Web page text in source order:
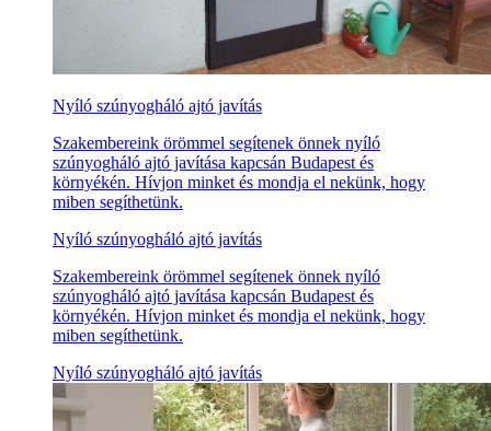
Nyíló szúnyogháló ajtó javítás
Szakembereink örömmel segítenek önnek nyíló
szúnyogháló ajtó javítása kapcsán Budapest és
környékén. Hívjon minket és mondja el nekünk, hogy
miben segíthetünk.
Nyíló szúnyogháló ajtó javítás
Szakembereink örömmel segítenek önnek nyíló
szúnyogháló ajtó javítása kapcsán Budapest és
környékén. Hívjon minket és mondja el nekünk, hogy
miben segíthetünk.
Nyíló szúnyogháló ajtó javítás